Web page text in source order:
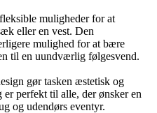
muligheder for at
eller en vest. Den
mulighed for at bære
til en uundværlig følgesvend.
gør tasken æstetisk og
perfekt til alle, der ønsker en
og udendørs eventyr.